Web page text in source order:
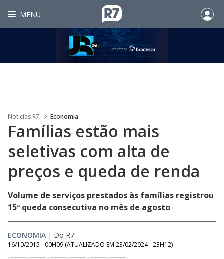
MENU
Noticias R7 Economia
Famílias estão mais
seletivas com alta de
preços e queda de renda
Volume de serviços prestados às famílias registrou
15ª queda consecutiva no mês de agosto
ECONOMIA | Do R7
16/10/2015 - 00H09 (ATUALIZADO EM 23/02/2024 - 23H12)